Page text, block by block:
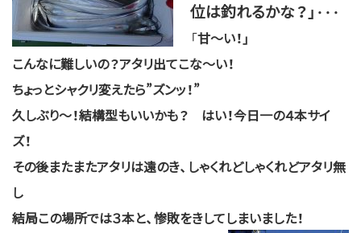
位は釣れるかな？」 ・・・
「甘～い！」
こんなに難しいの？アタリ出てこな～い！
ちょっとシャクリ変えたら”ズンッ！”
久しぶり～！結構型もいいかも？ はい！今日一の４本サイ
ズ！
その後またまたアタリは遠のき、しゃくれどしゃくれどアタリ無
し
結局この場所では３本と、惨敗をきしてしまいました！